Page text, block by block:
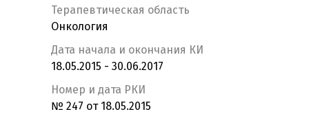
Терапевтическая область
Онкология
Дата начала и окончания КИ
18.05.2015 - 30.06.2017
Номер и дата РКИ
№ 247 от 18.05.2015